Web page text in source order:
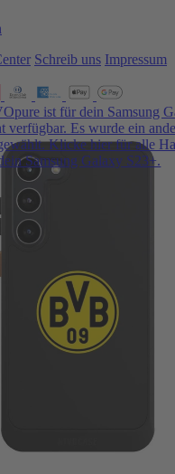
Schreib uns Impressum
ist für dein Samsung
verfügbar. Es wurde ein
Klicke hier für alle
Samsung Galaxy S23+.